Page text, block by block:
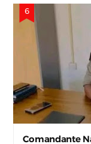
Comandante